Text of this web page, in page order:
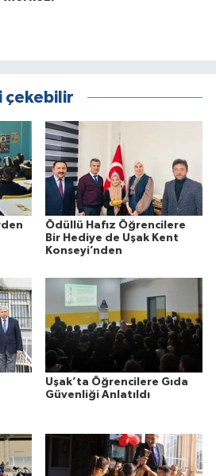
çekebilir
Ödüllü Hafız Öğrencilere
Bir Hediye de Uşak Kent
Konseyi’nden
Uşak’ta Öğrencilere Gıda
Güvenliği Anlatıldı